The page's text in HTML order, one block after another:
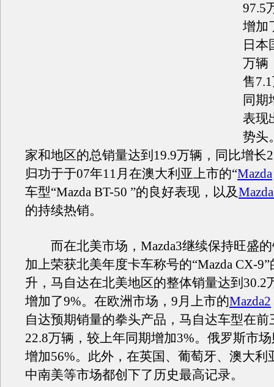
97.5
增加
日本
万辆
售
同期
表现
势头
家和地区的总销量达到19.9万辆，同比增长
归功于于07年11月在澳大利亚上市的“Mazda
车型“Mazda BT-50 ”的良好表现，以及
的持续热销。
而在北美市场，Mazda3继续保持旺盛的
加上荣获北美年度卡车称号的“Mazda CX-
升，马自达在北美地区的整体销量达到30.2
增加了9%。在欧洲市场，9月上市的Mazda2
自达预期销量的拳头产品，马自达车型在前
22.8万辆，较上年同期增加3%。俄罗斯市
增加56%。此外，在英国、葡萄牙、澳大利
中南美等市场都创下了历史最高记录。